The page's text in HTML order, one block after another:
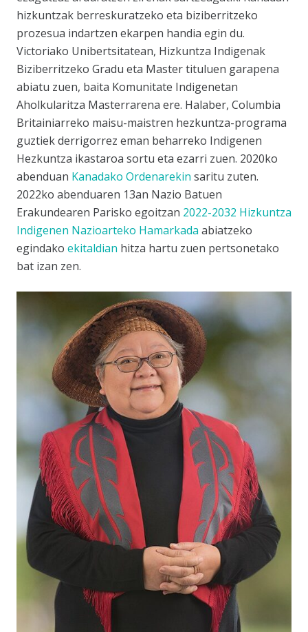
hizkuntzak berreskuratzeko eta biziberritzeko
prozesua indartzen ekarpen handia egin du.
Victoriako Unibertsitatean, Hizkuntza Indigenak
Biziberritzeko Gradu eta Master tituluen garapena
abiatu zuen, baita Komunitate Indigenetan
Aholkularitza Masterrarena ere. Halaber, Columbia
Britainiarreko maisu-maistren hezkuntza-programa
guztiek derrigorrez eman beharreko Indigenen
Hezkuntza ikastaroa sortu eta ezarri zuen. 2020ko
abenduan Kanadako Ordenarekin saritu zuten.
2022ko abenduaren 13an Nazio Batuen
Erakundearen Parisko egoitzan 2022-2032 Hizkuntza
Indigenen Nazioarteko Hamarkada abiatzeko
egindako ekitaldian hitza hartu zuen pertsonetako
bat izan zen.